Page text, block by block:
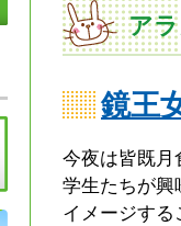
ア
鏡王
今夜は皆既月
学生たちが興
イメージす